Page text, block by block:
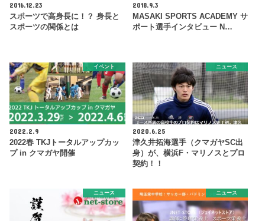
2016.12.23
スポーツで高身長に！？ 身長と
スポーツの関係とは
2018.9.3
MASAKI SPORTS ACADEMY サ
ポート選手インタビュー N…
イベント
2022.2.9
2022春 TKJトータルアップカッ
プ in クマガヤ開催
ニュース
2020.6.25
津久井拓海選手（クマガヤSC出
身）が、横浜F・マリノスとプロ
契約！！
ニュース ニュース